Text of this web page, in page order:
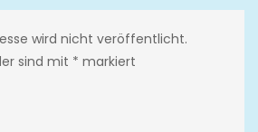
wird nicht veröffentlicht.
sind mit * markiert